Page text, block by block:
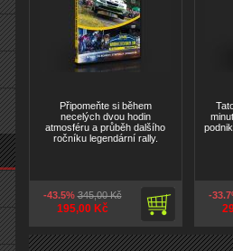
Připomeňte si během
necelých dvou hodin
atmosféru a průběh dalšího
ročníku legendární rally.
-43.5%345,00 Kč
195,00 Kč
-